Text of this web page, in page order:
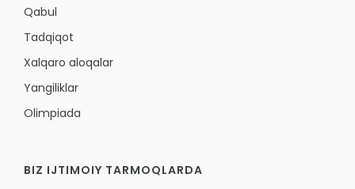
Qabul
Tadqiqot
Xalqaro aloqalar
Yangiliklar
Olimpiada
BIZ IJTIMOIY TARMOQLARDA